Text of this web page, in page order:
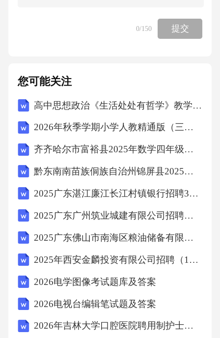
实主义答案：C解析：《神曲》是文艺复兴时期
的人文主义代表作，通过宗教题材表达了人本
至19世纪的艺术思潮，D项现实主义是19世纪的
艺术流派，均不符合题干时代背景。故选C。1
0．某公司与其员工签订劳动合同，约定员工试
岗位要求”为由解除劳动合同，但未支付经济补
偿。根据《劳动合同法》规定，公司()。A、无
需支付经济补偿B、应支付经济补偿C、需支付
双倍经济补偿D、需支付违约金答案：B解析：
试用期内解除劳动合同，若员工存在“不符合录
用条件”的情形，无需支付经济补偿；但若不存
在该情形，则属于违法解除，需支付经济补
偿。题干中公司仅以“不符合岗位要求”为由解
除，若不属于法定情形，则需支付经济补偿。A
项错误，C项双倍补偿适用于违法解除且存在法
0/150 提交
您可能关注
高中思想政治《生活处处有哲学》教学实践
2026年秋季学期小学人教精通版（三起）（新教材） 英语六年级上册教学计划含进度表
齐齐哈尔市富裕县2025年数学四年级下学期期末学业质量监测试题（含答案）
黔东南南苗族侗族自治州锦屏县2025届数学三年级下学期期末考试模拟试题（含解析）
2025广东湛江廉江长江村镇银行招聘3人笔试历年典型考题及考点剖析附带答案详解
2025广东广州筑业城建有限公司招聘人员（第二批）笔试人员及安排笔试历年备考题库附带答案详解
2025广东佛山市南海区粮油储备有限公司招聘2人笔试历年常考点试题专练附带答案详解
2025年西安金麟投资有限公司招聘（12人）笔试历年典型考点题库附带答案详解
2026电学图像考试题库及答案
2026电视台编辑笔试题及答案
2026年吉林大学口腔医院聘用制护士招聘（5人）笔试参考题库及答案详解